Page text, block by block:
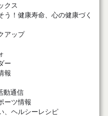
クス
！健康寿命、心の健康づく
アップ
ー
報
動通信
ーツ情報
ヘルシーレシピ